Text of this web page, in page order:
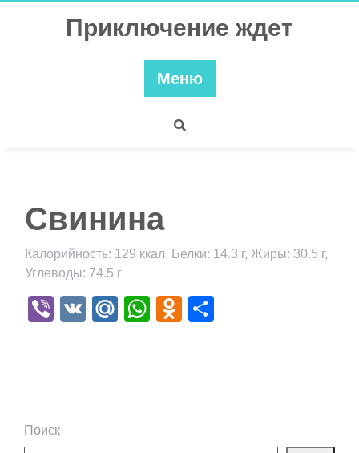
Приключение ждет
Меню
Свинина
Калорийность: 129 ккал, Белки: 14.3 г, Жиры: 30.5 г,
Углеводы: 74.5 г
Viber
VK Mail.Ru
WhatsApp
Odnoklassniki
Поиск